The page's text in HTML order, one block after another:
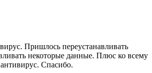
Пришлось переустанавливать
некоторые данные. Плюс ко всему
Спасибо.